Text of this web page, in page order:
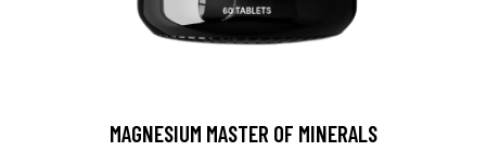
MAGNESIUM MASTER OF MINERALS